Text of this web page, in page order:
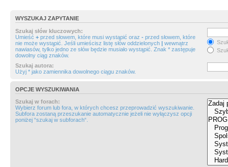
WYSZUKAJ ZAPYTANIE
Szukaj słów kluczowych:
Umieść + przed słowem, które musi wystąpić oraz - przed słowem, które
nie może wystąpić. Jeśli umieścisz listę słów oddzielonych | wewnątrz
nawiasów, tylko jedno ze słów będzie musiało wystąpić. Znak * zastępuje
dowolny ciąg znaków.
Szukaj autora:
Użyj * jako zamiennika dowolnego ciągu znaków.
OPCJE WYSZUKIWANIA
Szukaj w forach:
Wybierz forum lub fora, w których chcesz przeprowadzić wyszukiwanie.
Subfora zostaną przeszukanie automatycznie jeżeli nie wyłączysz opcji
poniżej “szukaj w subforach“.